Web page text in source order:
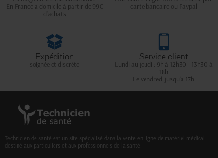
En France à domicile à partir de 99€
d'achats
carte bancaire ou Paypal
Expédition
soignée et discrète
Service client
Lundi au jeudi : 9h à 12h30 - 13h30 à
18h
Le vendredi jusqu'à 17h
Technicien de santé est un site spécialisé dans la vente en ligne de matériel médical
destiné aux particuliers et aux professionnels de la santé.